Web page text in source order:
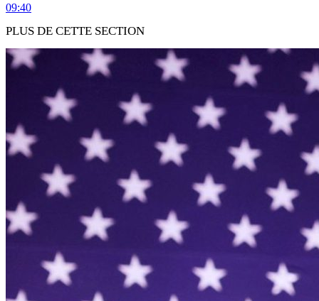
09:40
PLUS DE CETTE SECTION